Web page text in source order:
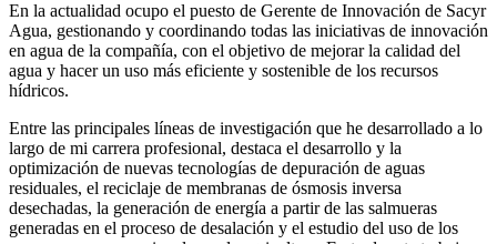
En la actualidad ocupo el puesto de Gerente de Innovación de Sacyr
Agua, gestionando y coordinando todas las iniciativas de innovación
en agua de la compañía, con el objetivo de mejorar la calidad del
agua y hacer un uso más eficiente y sostenible de los recursos
hídricos.
Entre las principales líneas de investigación que he desarrollado a lo
largo de mi carrera profesional, destaca el desarrollo y la
optimización de nuevas tecnologías de depuración de aguas
residuales, el reciclaje de membranas de ósmosis inversa
desechadas, la generación de energía a partir de las salmueras
generadas en el proceso de desalación y el estudio del uso de los